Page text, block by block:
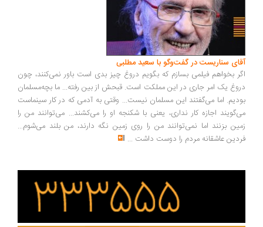
آقای سناریست در گفت‌وگو با سعید مطلبی
اگر بخواهم فیلمی بسازم که بگویم دروغ چیز بدی است باور نمی‌کنند، چون
دروغ یک امر جاری در این مملکت است. قبحش از بین رفته... ما بچه‌مسلمان
بودیم. اما می‌گفتند این مسلمان نیست... وقتی به آدمی که در کار سینماست
می‌گویند اجازه کار نداری، یعنی با شکنجه او را می‌کشند... می‌توانند من را
زمین بزنند اما نمی‌توانند من را روی زمین نگه دارند، من بلند می‌شوم...
فردین عاشقانه مردم را دوست داشت ...